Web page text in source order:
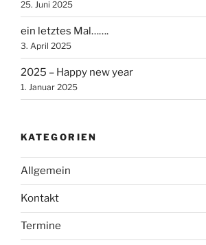
25. Juni 2025
ein letztes Mal…….
3. April 2025
2025 – Happy new year
1. Januar 2025
KATEGORIEN
Allgemein
Kontakt
Termine